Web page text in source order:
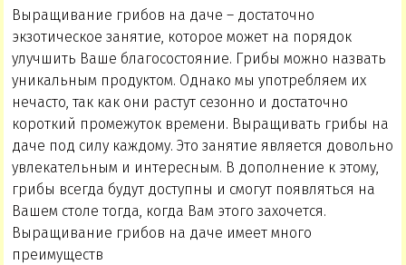
Выращивание грибов на даче – достаточно
экзотическое занятие, которое может на порядок
улучшить Ваше благосостояние. Грибы можно назвать
уникальным продуктом. Однако мы употребляем их
нечасто, так как они растут сезонно и достаточно
короткий промежуток времени. Выращивать грибы на
даче под силу каждому. Это занятие является довольно
увлекательным и интересным. В дополнение к этому,
грибы всегда будут доступны и смогут появляться на
Вашем столе тогда, когда Вам этого захочется.
Выращивание грибов на даче имеет много
преимуществ